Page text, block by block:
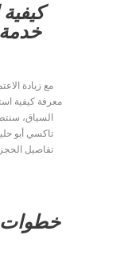
مع زيادة
معرفة كيفية
السياق،
تاكسي أبو
تفاصيل
خطوات